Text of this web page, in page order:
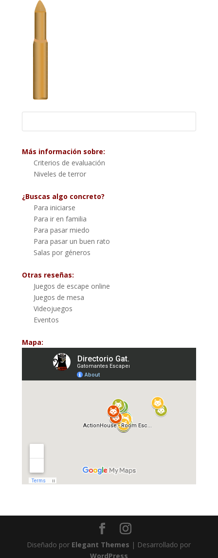
Más información sobre:
Criterios de evaluación
Niveles de terror
¿Buscas algo concreto?
Para iniciarse
Para ir en familia
Para pasar miedo
Para pasar un buen rato
Salas por géneros
Otras reseñas:
Juegos de escape online
Juegos de mesa
Videojuegos
Eventos
Mapa:
Diseñado por Elegant Themes | Desarrollado por
WordPress